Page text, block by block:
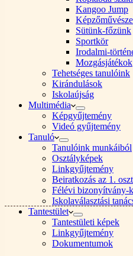
Kangoo Jump
Sütünk-főzünk
Sportkör
Irodalmi-
Mozgásjátékok
Tehetséges tanulóink
Kirándulások
Iskolaújság
Multimédia
Képgyűjtemény
Videó gyűjtemény
Tanuló
Tanulóink munkáiból
Osztályképek
Linkgyűjtemény
Beiratkozás az 1.
Félévi bizonyítvány-
Iskolaválasztási
Tantestület
Tantestületi képek
Linkgyűjtemény
Dokumentumok